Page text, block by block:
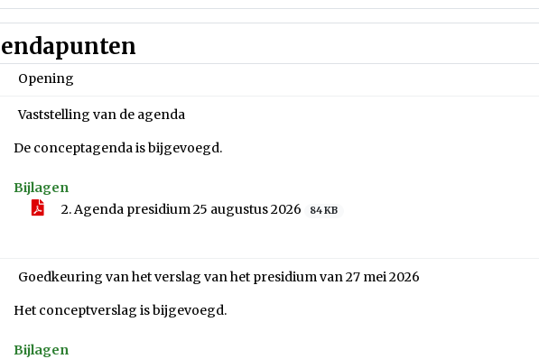
Opening
Vaststelling van de agenda
De conceptagenda is bijgevoegd.
Bijlagen
2. Agenda presidium 25 augustus 2026
84 KB
Goedkeuring van het verslag van het presidium van 27 mei 2026
Het conceptverslag is bijgevoegd.
Bijlagen